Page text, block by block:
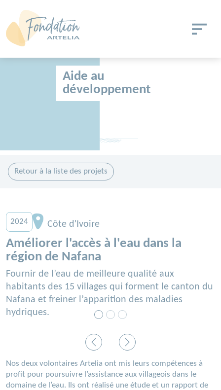
Aide au
développement
Retour à la liste des projets
2024 Côte d'Ivoire
Améliorer l'accès à l'eau dans la
région de Nafana
Fournir de l’eau de meilleure qualité aux
habitants des 15 villages qui forment le canton du
Nafana et freiner l’apparition des maladies
hydriques.
PrécédentSuivant
Nos deux volontaires Artelia ont mis leurs compétences à
profit pour poursuivre l’assistance aux villageois dans le
domaine de l’eau. Ils ont réalisé une étude et un rapport de